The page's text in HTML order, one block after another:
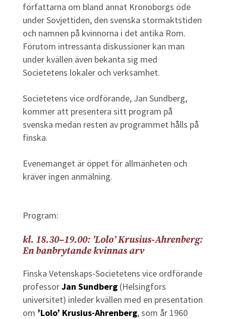
författarna om bland annat Kronoborgs öde
under Sovjettiden, den svenska stormaktstiden
och namnen på kvinnorna i det antika Rom.
Förutom intressanta diskussioner kan man
under kvällen även bekanta sig med
Societetens lokaler och verksamhet.
Societetens vice ordförande, Jan Sundberg,
kommer att presentera sitt program på
svenska medan resten av programmet hålls på
finska.
Evenemanget är öppet för allmänheten och
kräver ingen anmälning.
Program:
kl. 18.30–19.00: ’Lolo’ Krusius-Ahrenberg:
En banbrytande kvinnas arv
Finska Vetenskaps-Societetens vice ordförande
professorJan Sundberg(Helsingfors
universitet) inleder kvällen med en presentation
om ’Lolo’ Krusius-Ahrenberg, som år 1960